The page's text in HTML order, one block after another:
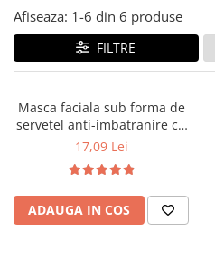
Creme de ochi
Creme de fata
Ingrijire corp - fermitate
Masti pentru fata
Cosmetice barbati
Calitatea vietii
Afiseaza: 1-6 din 6 produse
FILTRE
Masca faciala sub forma de
servetel anti-imbatranire cu
super hyaluronic acid retinol
Tokyo
17,09 Lei
ADAUGA IN COS